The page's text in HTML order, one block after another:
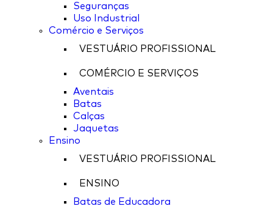
Seguranças
Uso Industrial
Comércio e Serviços
VESTUÁRIO PROFISSIONAL
COMÉRCIO E SERVIÇOS
Aventais
Batas
Calças
Jaquetas
Ensino
VESTUÁRIO PROFISSIONAL
ENSINO
Batas de Educadora